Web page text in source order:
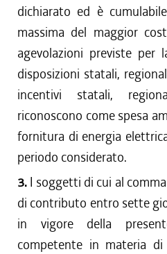
dichiarato ed è
massima del maggior
agevolazioni previste per
disposizioni statali,
incentivi statali,
riconoscono come spesa
fornitura di energia
periodo considerato.
3. I soggetti di cui al
di contributo entro sette
in vigore della
competente in materia